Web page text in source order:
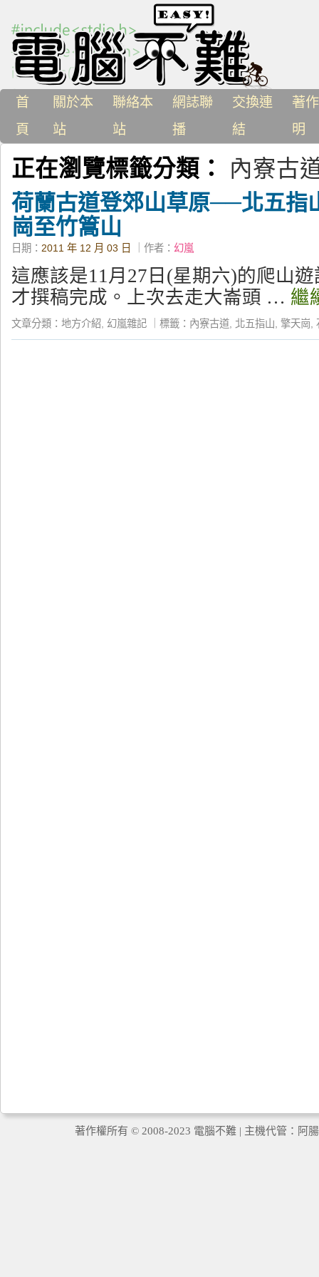
首
頁
關於本
站
聯絡本
站
網誌聯
播
交換連
結
著
明
正在瀏覽標籤分類： 內寮古
荷蘭古道登郊山草原──北五指
崗至竹篙山
日期： 2011 年 12 月 03 日 ｜作者： 幻嵐
這應該是11月27日(星期六)的爬山
才撰稿完成。上次去走大崙頭 … 繼
文章分類： 地方介紹 幻嵐雜記 標籤： 內寮古道 北五指山 擎天崗
著作權所有 © 2008-2023 電腦不難 | 主機代管： 阿